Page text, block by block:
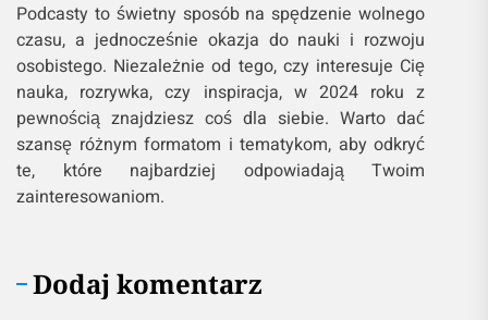
Podcasty to świetny sposób na spędzenie wolnego
czasu, a jednocześnie okazja do nauki i rozwoju
osobistego. Niezależnie od tego, czy interesuje Cię
nauka, rozrywka, czy inspiracja, w 2024 roku z
pewnością znajdziesz coś dla siebie. Warto dać
szansę różnym formatom i tematykom, aby odkryć
te, które najbardziej odpowiadają Twoim
zainteresowaniom.
Dodaj komentarz